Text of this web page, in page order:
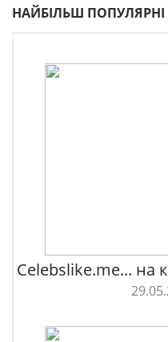
НАЙБІЛЬШ ПОПУЛЯРНІ
Celebslike.me... на